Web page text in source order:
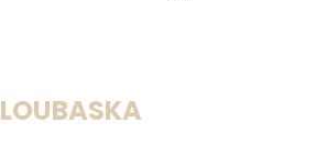
LOUBASKA